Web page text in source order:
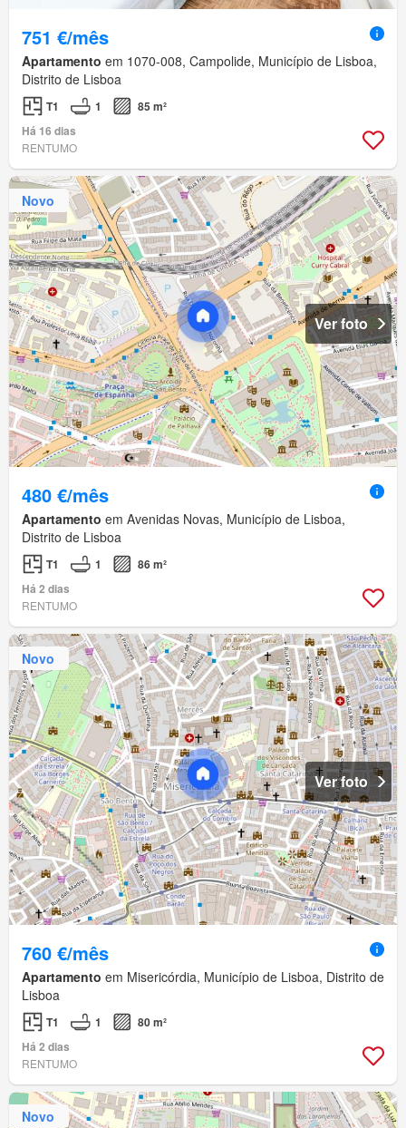
751 €/mês
Apartamento em 1070-008, Campolide, Município de Lisboa,
Distrito de Lisboa
T1 1
85 m²
Há 16 dias
RENTUMO
Novo
Ver foto
480 €/mês
Apartamento em Avenidas Novas, Município de Lisboa,
Distrito de Lisboa
T1 1
86 m²
Há 2 dias
RENTUMO
Novo
Ver foto
760 €/mês
Apartamento em Misericórdia, Município de Lisboa, Distrito de
Lisboa
T1 1
80 m²
Há 2 dias
RENTUMO
Novo